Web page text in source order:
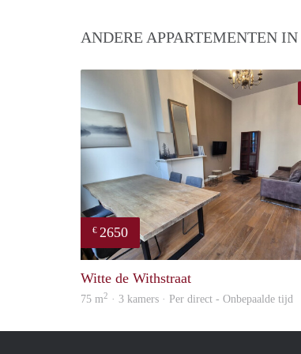
ANDERE APPARTEMENTEN IN
€ 2650
Witte de Withstraat
75 m2 · 3 kamers · Per direct - Onbepaalde tijd